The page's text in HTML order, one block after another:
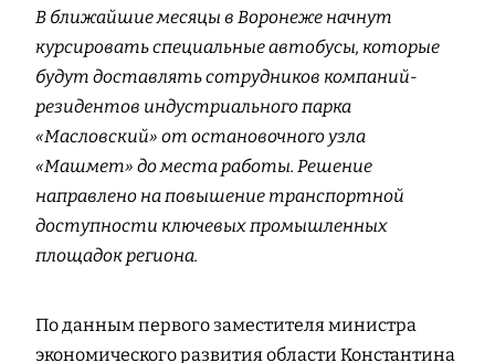
В ближайшие месяцы в Воронеже начнут
курсировать специальные автобусы, которые
будут доставлять сотрудников компаний-
резидентов индустриального парка
«Масловский» от остановочного узла
«Машмет» до места работы. Решение
направлено на повышение транспортной
доступности ключевых промышленных
площадок региона.
По данным первого заместителя министра
экономического развития области Константина